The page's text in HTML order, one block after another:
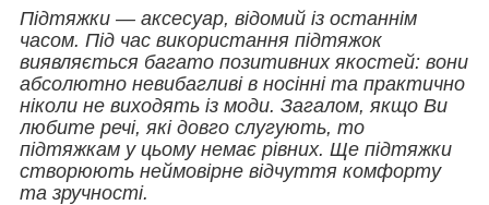
Підтяжки — аксесуар, відомий із останнім
часом. Під час використання підтяжок
виявляється багато позитивних якостей: вони
абсолютно невибагливі в носінні та практично
ніколи не виходять із моди. Загалом, якщо Ви
любите речі, які довго слугують, то
підтяжкам у цьому немає рівних. Ще підтяжки
створюють неймовірне відчуття комфорту
та зручності.